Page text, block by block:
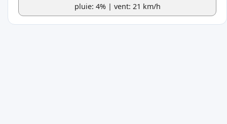
pluie: 4% | vent: 21 km/h